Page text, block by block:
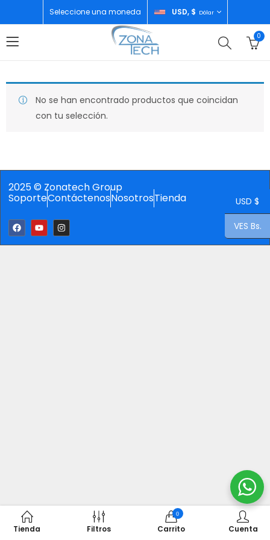
Seleccione una moneda USD, $ Dólar
0
No se han encontrado productos que coincidan
con tu selección.
2025 © Zonatech Group
SoporteContáctenosNosotrosTienda
Tienda Filtros
0
Carrito Cuenta
USD $
VES Bs.